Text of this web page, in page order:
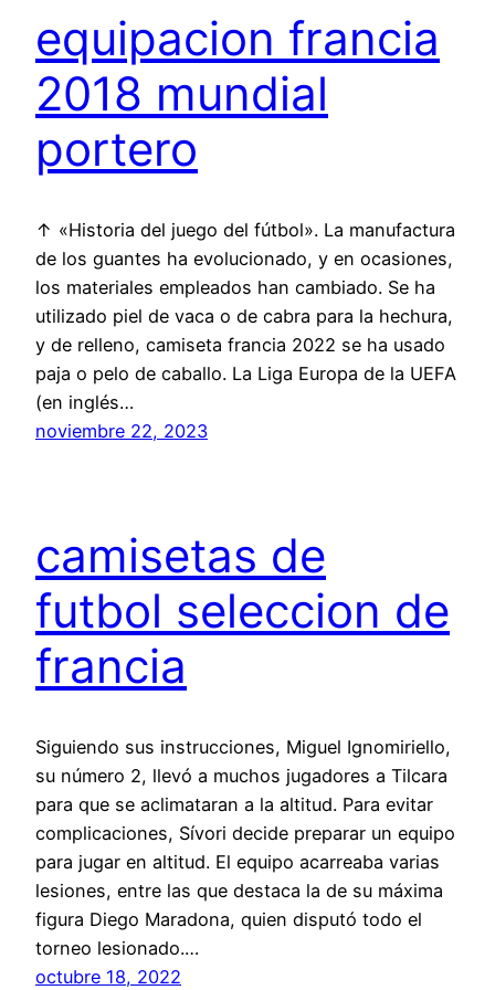
equipacion francia
2018 mundial
portero
↑ «Historia del juego del fútbol». La manufactura
de los guantes ha evolucionado, y en ocasiones,
los materiales empleados han cambiado. Se ha
utilizado piel de vaca o de cabra para la hechura,
y de relleno, camiseta francia 2022 se ha usado
paja o pelo de caballo. La Liga Europa de la UEFA
(en inglés…
noviembre 22, 2023
camisetas de
futbol seleccion de
francia
Siguiendo sus instrucciones, Miguel Ignomiriello,
su número 2, llevó a muchos jugadores a Tilcara
para que se aclimataran a la altitud. Para evitar
complicaciones, Sívori decide preparar un equipo
para jugar en altitud. El equipo acarreaba varias
lesiones, entre las que destaca la de su máxima
figura Diego Maradona, quien disputó todo el
torneo lesionado.…
octubre 18, 2022